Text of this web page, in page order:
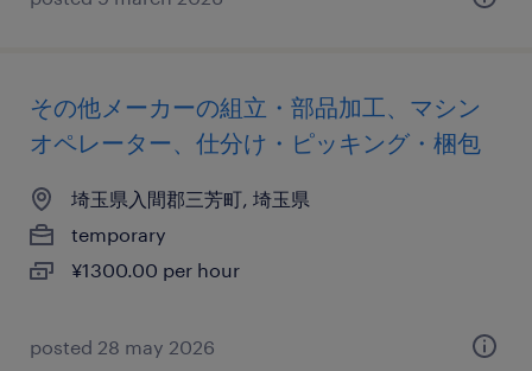
その他メーカーの組立・部品加工、マシン
オペレーター、仕分け・ピッキング・梱包
埼玉県入間郡三芳町, 埼玉県
temporary
¥1300.00 per hour
posted 28 may 2026